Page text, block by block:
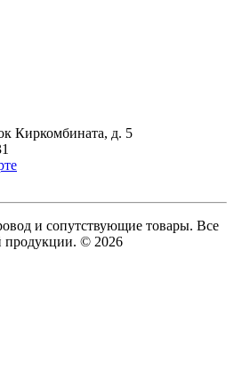
Киркомбината, д. 5
и сопутствующие товары. Все
продукции. © 2026